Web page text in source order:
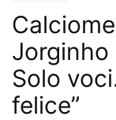
Jorginho
Solo
felice”